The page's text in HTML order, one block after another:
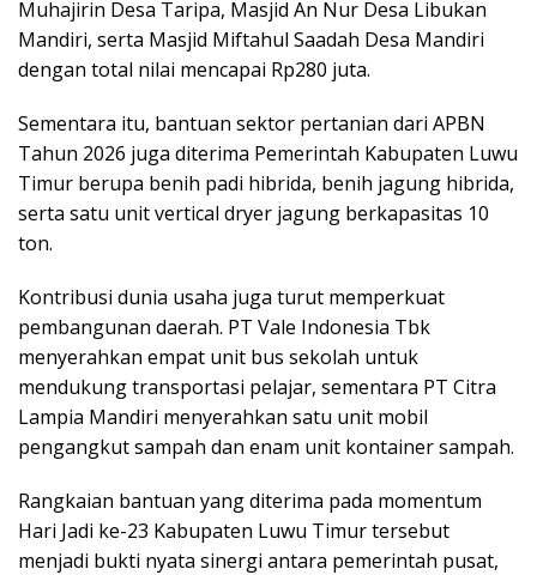
Muhajirin Desa Taripa, Masjid An Nur Desa Libukan
Mandiri, serta Masjid Miftahul Saadah Desa Mandiri
dengan total nilai mencapai Rp280 juta.
Sementara itu, bantuan sektor pertanian dari APBN
Tahun 2026 juga diterima Pemerintah Kabupaten Luwu
Timur berupa benih padi hibrida, benih jagung hibrida,
serta satu unit vertical dryer jagung berkapasitas 10
ton.
Kontribusi dunia usaha juga turut memperkuat
pembangunan daerah. PT Vale Indonesia Tbk
menyerahkan empat unit bus sekolah untuk
mendukung transportasi pelajar, sementara PT Citra
Lampia Mandiri menyerahkan satu unit mobil
pengangkut sampah dan enam unit kontainer sampah.
Rangkaian bantuan yang diterima pada momentum
Hari Jadi ke-23 Kabupaten Luwu Timur tersebut
menjadi bukti nyata sinergi antara pemerintah pusat,